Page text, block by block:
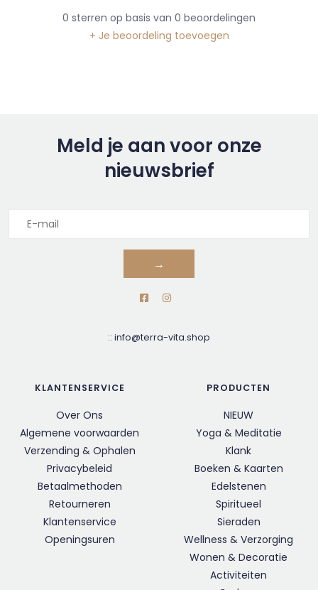
0 sterren op basis van 0 beoordelingen
+ Je beoordeling toevoegen
Meld je aan voor onze
nieuwsbrief
→
:: info@terra-vita.shop
KLANTENSERVICE
Over Ons
Algemene voorwaarden
Verzending & Ophalen
Privacybeleid
Betaalmethoden
Retourneren
Klantenservice
Openingsuren
PRODUCTEN
NIEUW
Yoga & Meditatie
Klank
Boeken & Kaarten
Edelstenen
Spiritueel
Sieraden
Wellness & Verzorging
Wonen & Decoratie
Activiteiten